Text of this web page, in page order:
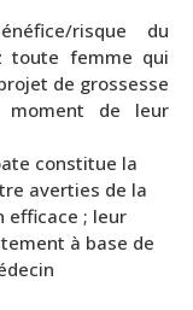
risque du
toute femme qui
de grossesse
de leur
constitue la
averties de la
efficace ; leur
à base de